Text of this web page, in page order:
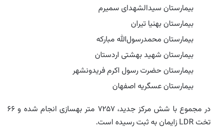
بیمارستان سیدالشهدای سمیرم
بیمارستان بهنیا تیران
بیمارستان محمدرسول‌الله مبارکه
بیمارستان شهید بهشتی اردستان
بیمارستان حضرت رسول اکرم فریدونشهر
بیمارستان عسگریه اصفهان
در مجموع با شش مرکز جدید، ۷۲۵۷ متر بهسازی انجام شده و ۶۶
تخت LDR زایمان به ثبت رسیده است.